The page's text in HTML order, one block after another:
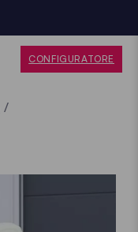
CONFIGURATORE